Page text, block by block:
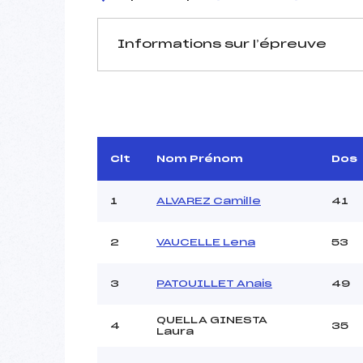
Informations sur l’épreuve
Arbitre :
Assistant :
MANCHE 1
Heure de départ :
Ouvreurs A :
Clt Nom Prénom Dos
1 ALVAREZ Camille 41
2 VAUCELLE Lena 53
3 PATOUILLET Anais 49
4
QUELLA GINESTA
Laura
35